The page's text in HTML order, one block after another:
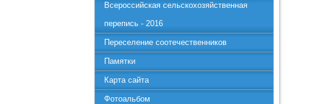
Всероссийская сельскохозяйственная
перепись - 2016
Переселение соотечественников
Памятки
Карта сайта
Фотоальбом